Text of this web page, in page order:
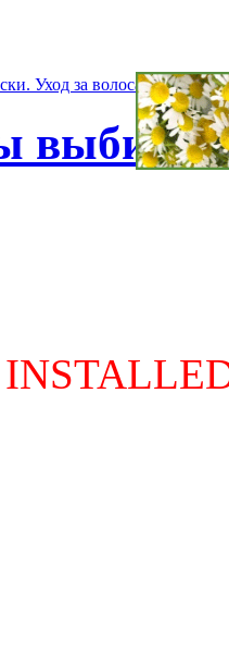
Уход за волосами Маски